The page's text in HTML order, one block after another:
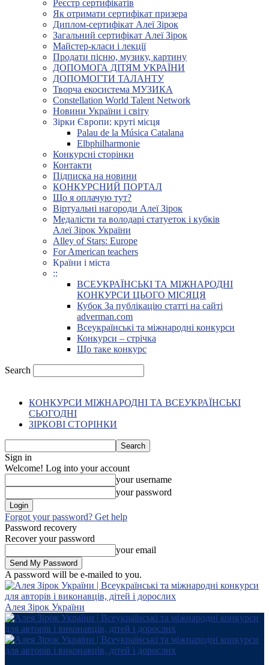
Реєстр сертифікатів
Як отримати сертифікат призера
Диплом-сертифікат Алеї Зірок
Загальний сертифікат Алеї Зірок
Майстер-класи і лекції
Продати пісню, музику, картину
ДОПОМОГА ДІТЯМ УКРАЇНИ
ДОПОМОГТИ ТАЛАНТУ
Творча екосистема МУЗИКА
Constellation World Talent Network
Новини України і світу
Зірки Європи: круті місця
Palau de la Música Catalana
Elbphilharmonie
Конкурсні сторінки
Контакти
Підписка на новини
КОНКУРСНИЙ ПОРТАЛ
Що я оплачую тут?
Віртуальні нагороди Алеї Зірок
Медалісти та володарі статуеток і кубків
Алеї Зірок України
Alley of Stars: Europe
For American teachers
Країни і міста
::
ВСЕУКРАЇНСЬКІ ТА МІЖНАРОДНІ
КОНКУРСИ ЦЬОГО МІСЯЦЯ
Кубок За публікацію статті на сайті
adverman.com
Всеукраїнські та міжнародні конкурси
Конкурси – стрічка
Що таке конкурс
Search
КОНКУРСИ МІЖНАРОДНІ ТА ВСЕУКРАЇНСЬКІ
СЬОГОДНІ
ЗІРКОВІ СТОРІНКИ
Sign in
Welcome! Log into your account
your username
your password
Forgot your password? Get help
Password recovery
Recover your password
your email
A password will be e-mailed to you.
Алея Зірок України